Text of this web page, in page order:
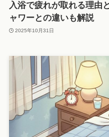
入浴で疲れが取れる理由
ャワーとの違いも解説
2025年10月31日